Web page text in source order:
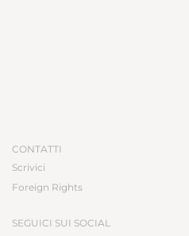
CONTATTI
Scrivici
Foreign Rights
SEGUICI SUI SOCIAL